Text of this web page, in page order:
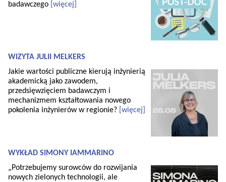
badawczego [więcej]
WIZYTA JULII MELKERS
Jakie wartości publiczne kierują inżynierią
akademicką jako zawodem,
przedsięwzięciem badawczym i
mechanizmem kształtowania nowego
pokolenia inżynierów w regionie? [więcej]
WYKŁAD SIMONY IAMMARINO
„Potrzebujemy surowców do rozwijania
nowych zielonych technologii, ale